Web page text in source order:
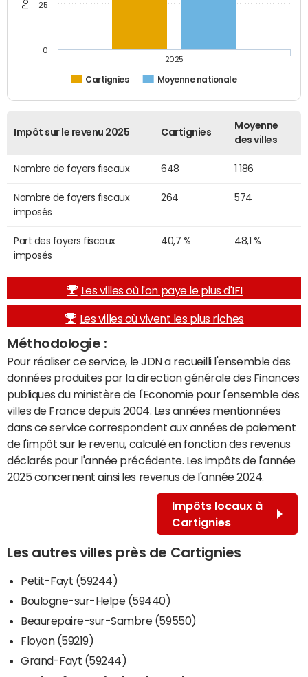
Cartignies Moyenne nationale
2025
0
25
Impôt sur le revenu 2025 Cartignies
Moyenne
des villes
Nombre de foyers fiscaux 648 1 186
Nombre de foyers fiscaux
imposés
264 574
Part des foyers fiscaux
imposés
40,7 % 48,1 %
Les villes où l'on paye le plus d'IFI
Les villes où vivent les plus riches
Méthodologie :
Pour réaliser ce service, le JDN a recueilli l'ensemble des
données produites par la direction générale des Finances
publiques du ministère de l'Economie pour l'ensemble des
villes de France depuis 2004. Les années mentionnées
dans ce service correspondent aux années de paiement
de l'impôt sur le revenu, calculé en fonction des revenus
déclarés pour l'année précédente. Les impôts de l'année
2025 concernent ainsi les revenus de l'année 2024.
Impôts locaux à
Cartignies
Les autres villes près de Cartignies
Petit-Fayt (59244)
Boulogne-sur-Helpe (59440)
Beaurepaire-sur-Sambre (59550)
Floyon (59219)
Grand-Fayt (59244)